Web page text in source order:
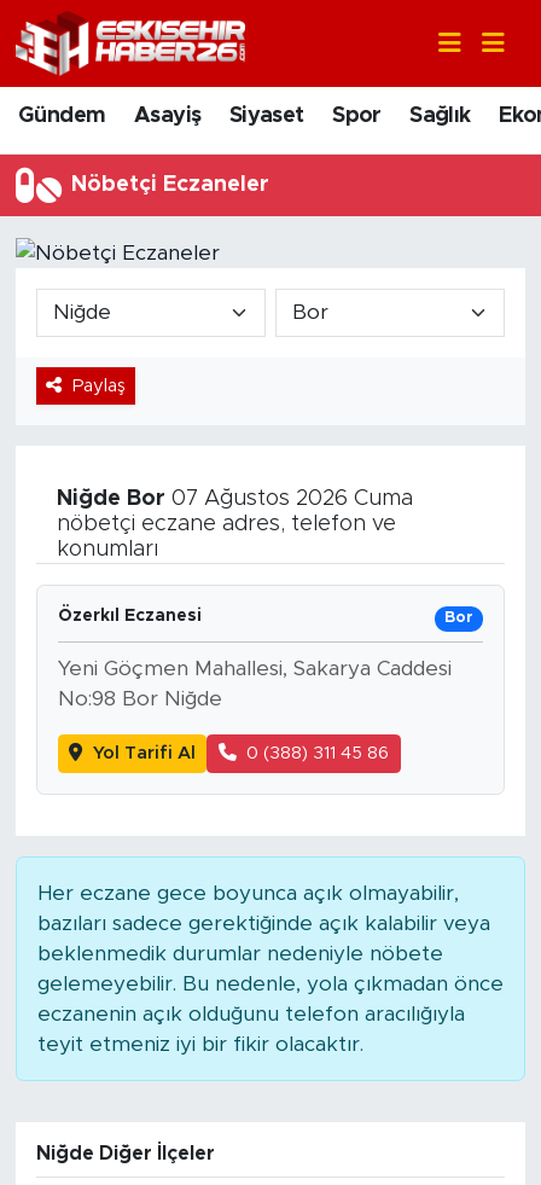
Gündem Asayiş Siyaset Spor Sağlık
Nöbetçi Eczaneler
Paylaş
Niğde Bor 07 Ağustos 2026 Cuma
nöbetçi eczane adres, telefon ve
konumları
Özerkıl Eczanesi Bor
Yeni Göçmen Mahallesi, Sakarya Caddesi
No:98 Bor Niğde
Yol Tarifi Al 0 (388) 311 45 86
Her eczane gece boyunca açık olmayabilir,
bazıları sadece gerektiğinde açık kalabilir veya
beklenmedik durumlar nedeniyle nöbete
gelemeyebilir. Bu nedenle, yola çıkmadan önce
eczanenin açık olduğunu telefon aracılığıyla
teyit etmeniz iyi bir fikir olacaktır.
Niğde Diğer İlçeler
Gündem
Asayiş
Siyaset
Sağlık
Ekonomi
Sanat
Bölge
Teknoloji
Magazin
Dünya
Nöbetçi Eczaneler
Hava Durumu
Trafik Durumu
Tüm Manşetler
Son Dakika Haberleri